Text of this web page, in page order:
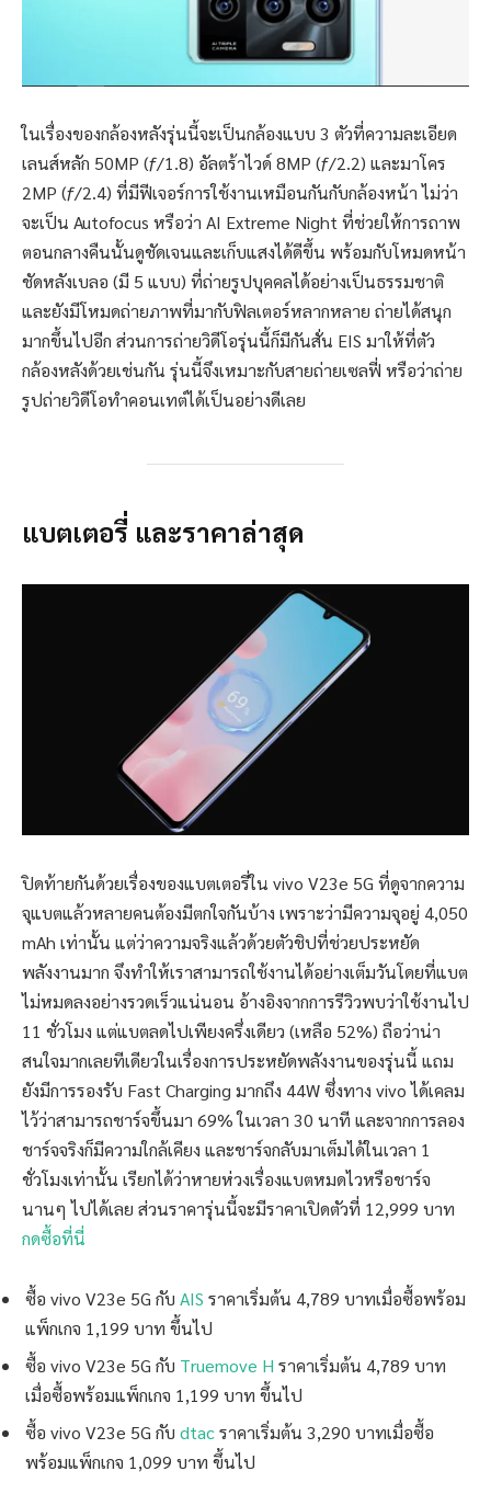
ในเรื่องของกล้องหลังรุ่นนี้จะเป็นกล้องแบบ 3 ตัวที่ความละเอียด
เลนส์หลัก 50MP (ƒ/1.8) อัลตร้าไวด์ 8MP (ƒ/2.2) และมาโคร
2MP (ƒ/2.4) ที่มีฟีเจอร์การใช้งานเหมือนกันกับกล้องหน้า ไม่ว่า
จะเป็น Autofocus หรือว่า AI Extreme Night ที่ช่วยให้การถาพ
ตอนกลางคืนนั้นดูชัดเจนและเก็บแสงได้ดีขึ้น พร้อมกับโหมดหน้า
ชัดหลังเบลอ (มี 5 แบบ) ที่ถ่ายรูปบุคคลได้อย่างเป็นธรรมชาติ
และยังมีโหมดถ่ายภาพที่มากับฟิลเตอร์หลากหลาย ถ่ายได้สนุก
มากขึ้นไปอีก ส่วนการถ่ายวิดีโอรุ่นนี้ก็มีกันสั่น EIS มาให้ที่ตัว
กล้องหลังด้วยเช่นกัน รุ่นนี้จึงเหมาะกับสายถ่ายเซลฟี่ หรือว่าถ่าย
รูปถ่ายวิดีโอทำคอนเทต์ได้เป็นอย่างดีเลย
แบตเตอรี่ และราคาล่าสุด
ปิดท้ายกันด้วยเรื่องของแบตเตอรี่ใน vivo V23e 5G ที่ดูจากความ
จุแบตแล้วหลายคนต้องมีตกใจกันบ้าง เพราะว่ามีความจุอยู่ 4,050
mAh เท่านั้น แต่ว่าความจริงแล้วด้วยตัวชิปที่ช่วยประหยัด
พลังงานมาก จึงทำให้เราสามารถใช้งานได้อย่างเต็มวันโดยที่แบต
ไม่หมดลงอย่างรวดเร็วแน่นอน อ้างอิงจากการรีวิวพบว่าใช้งานไป
11 ชั่วโมง แต่แบตลดไปเพียงครึ่งเดียว (เหลือ 52%) ถือว่าน่า
สนใจมากเลยทีเดียวในเรื่องการประหยัดพลังงานของรุ่นนี้ แถม
ยังมีการรองรับ Fast Charging มากถึง 44W ซึ่งทาง vivo ได้เคลม
ไว้ว่าสามารถชาร์จขึ้นมา 69% ในเวลา 30 นาที และจากการลอง
ชาร์จจริงก็มีความใกล้เคียง และชาร์จกลับมาเต็มได้ในเวลา 1
ชั่วโมงเท่านั้น เรียกได้ว่าหายห่วงเรื่องแบตหมดไวหรือชาร์จ
นานๆ ไปได้เลย ส่วนราคารุ่นนี้จะมีราคาเปิดตัวที่ 12,999 บาท
กดซื้อที่นี่
ซื้อ vivo V23e 5G กับ AIS ราคาเริ่มต้น 4,789 บาทเมื่อซื้อพร้อม
แพ็กเกจ 1,199 บาท ขึ้นไป
ซื้อ vivo V23e 5G กับ Truemove H ราคาเริ่มต้น 4,789 บาท
เมื่อซื้อพร้อมแพ็กเกจ 1,199 บาท ขึ้นไป
ซื้อ vivo V23e 5G กับ dtacราคาเริ่มต้น 3,290 บาทเมื่อซื้อ
พร้อมแพ็กเกจ 1,099 บาท ขึ้นไป